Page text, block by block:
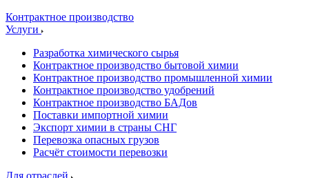
Контрактное производство
Услуги
Разработка химического сырья
Контрактное производство бытовой химии
Контрактное производство промышленной химии
Контрактное производство удобрений
Контрактное производство БАДов
Поставки импортной химии
Экспорт химии в страны СНГ
Перевозка опасных грузов
Расчёт стоимости перевозки
Для отраслей